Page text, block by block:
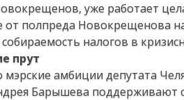
уже работает
полпреда Новокрещенова
собираемость налогов в
прут
мэрские амбиции депутата
Барышева поддерживают